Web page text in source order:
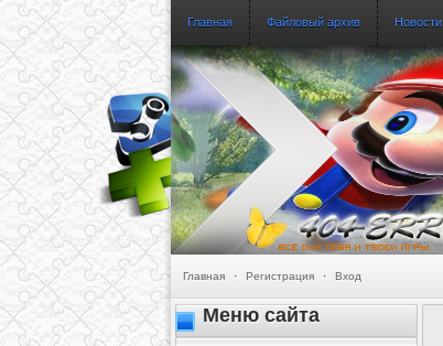
Главная Файловый архив Новости
Главная · Регистрация · Вход
Меню сайта